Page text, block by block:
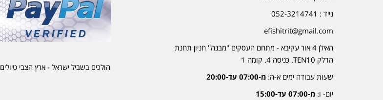
נייד : 052-3214741
efishitrit@gmail.com
האילן 4 אור עקיבא - מתחם העסקים ''מבנה'' חניון תחנת
הדלק TEN10. כניסה 4. קומה 1
שעות עבודה ימים א-ה: מ-07:00 עד-20:00
יום- ו: מ-07:00 עד-15:00
הולכים בשביל ישראל - ארץ הצבי טיולים